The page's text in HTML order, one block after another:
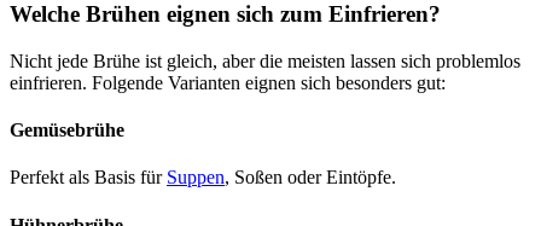
Welche Brühen eignen sich zum Einfrieren?
Nicht jede Brühe ist gleich, aber die meisten lassen sich problemlos
einfrieren. Folgende Varianten eignen sich besonders gut:
Gemüsebrühe
Perfekt als Basis für Suppen, Soßen oder Eintöpfe.